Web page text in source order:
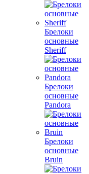
Брелоки
основные
Sheriff
Брелоки
основные
Pandora
Брелоки
основные
Bruin